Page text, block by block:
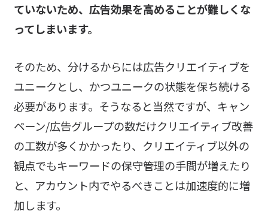
ていないため、広告効果を高めることが難しくな
ってしまいます。
そのため、分けるからには広告クリエイティブを
ユニークとし、かつユニークの状態を保ち続ける
必要があります。そうなると当然ですが、キャン
ペーン/広告グループの数だけクリエイティブ改善
の工数が多くかかったり、クリエイティブ以外の
観点でもキーワードの保守管理の手間が増えたり
と、アカウント内でやるべきことは加速度的に増
加します。